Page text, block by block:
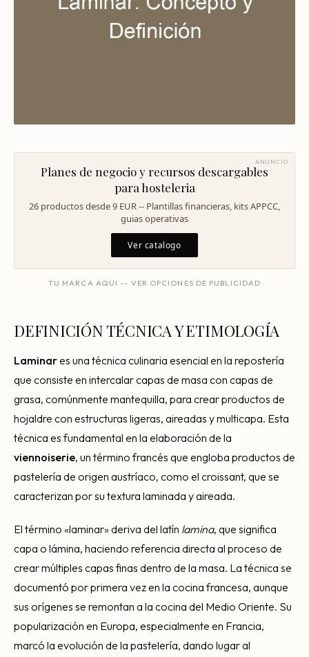
Mentoría Gastronómica
Transformación Digital
Atraer clientes
Falta de personal
Rotación de personal
Cuánto cuesta abrir
Permisos en Madrid
Licencias Barcelona
Por qué fracasan
Traspasar restaurante
Mi restaurante va a cerrar
ANUNCIO
Planes de negocio y recursos descargables
para hosteleria
26 productos desde 9 EUR -- Plantillas financieras, kits APPCC,
guias operativas
Ver catalogo
TU MARCA AQUI -- VER OPCIONES DE PUBLICIDAD
DEFINICIÓN TÉCNICA Y ETIMOLOGÍA
Laminares una técnica culinaria esencial en la repostería
que consiste en intercalar capas de masa con capas de
grasa, comúnmente mantequilla, para crear productos de
hojaldre con estructuras ligeras, aireadas y multicapa. Esta
técnica es fundamental en la elaboración de la
viennoiserie, un término francés que engloba productos de
pastelería de origen austríaco, como el croissant, que se
caracterizan por su textura laminada y aireada.
El término «laminar» deriva del latín lamina, que significa
capa o lámina, haciendo referencia directa al proceso de
crear múltiples capas finas dentro de la masa. La técnica se
documentó por primera vez en la cocina francesa, aunque
sus orígenes se remontan a la cocina del Medio Oriente. Su
popularización en Europa, especialmente en Francia,
marcó la evolución de la pastelería, dando lugar al